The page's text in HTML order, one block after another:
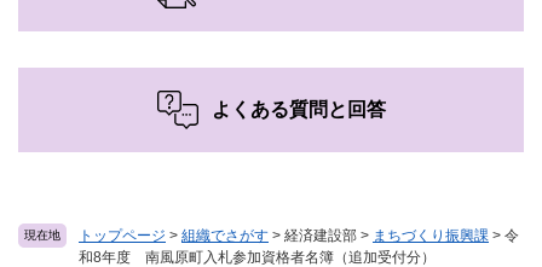
現在地 トップページ > 組織でさがす > 経済建設部 > まちづくり振興課 > 令
和8年度 南風原町入札参加資格者名簿（追加受付分）
よくある質問と回答